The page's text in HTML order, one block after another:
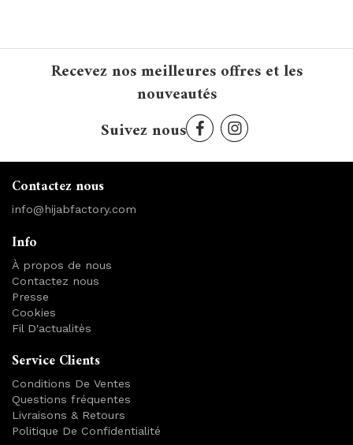
Recevez nos meilleures offres et les
nouveautés
Suivez nous
Contactez nous
info@hijabfactory.com
Info
À propos de nous
Contactez nous
Presse
Cookies
Fil D'actualitès
Service Clients
Conditions De Ventes
Questions fréquentes
Livraisons & Retours
Politique De Confidentialité